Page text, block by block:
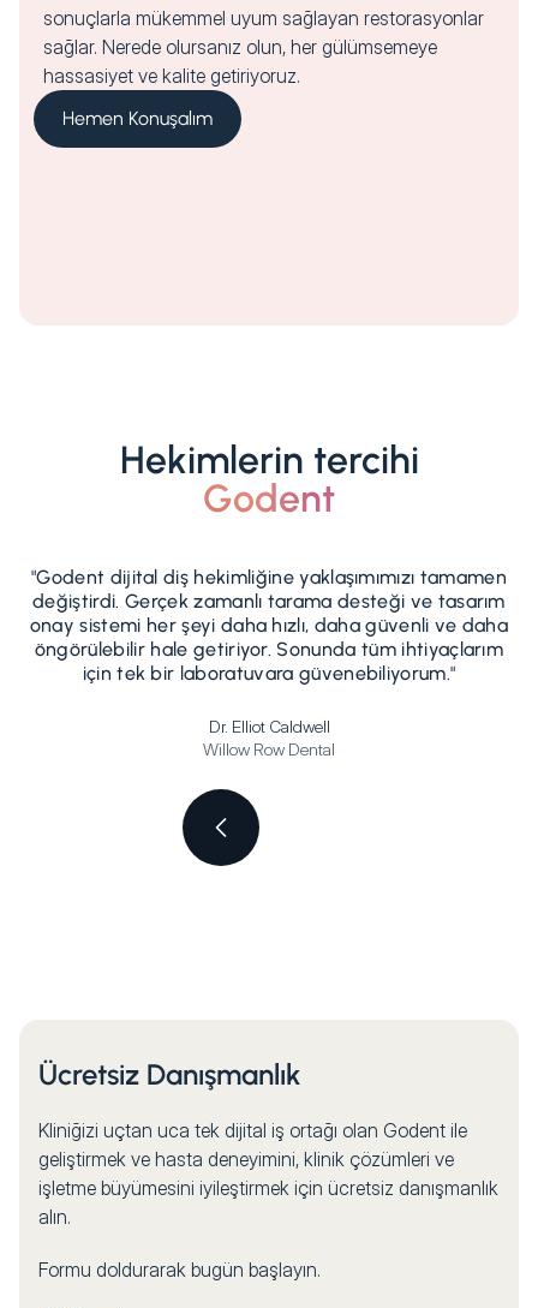
sonuçlarla mükemmel uyum sağlayan restorasyonlar
sağlar. Nerede olursanız olun, her gülümsemeye
hassasiyet ve kalite getiriyoruz.
Hemen Konuşalım
Hekimlerin tercihi
Godent
"Godent dijital diş hekimliğine yaklaşımımızı tamamen
değiştirdi. Gerçek zamanlı tarama desteği ve tasarım
onay sistemi her şeyi daha hızlı, daha güvenli ve daha
öngörülebilir hale getiriyor. Sonunda tüm ihtiyaçlarım
için tek bir laboratuvara güvenebiliyorum."
Dr. Elliot Caldwell
Willow Row Dental
Ücretsiz Danışmanlık
Kliniğizi uçtan uca tek dijital iş ortağı olan Godent ile
geliştirmek ve hasta deneyimini, klinik çözümleri ve
işletme büyümesini iyileştirmek için ücretsiz danışmanlık
alın.
Formu doldurarak bugün başlayın.